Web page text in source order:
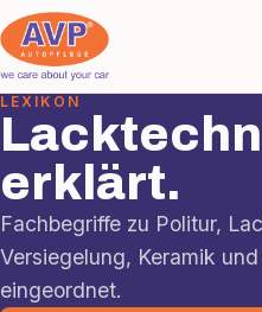
LEXIKON
erklärt.
Fachbegriffe zu Politur,
Versiegelung, Keramik
eingeordnet.